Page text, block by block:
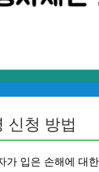
신청 방법
입은 손해에 대